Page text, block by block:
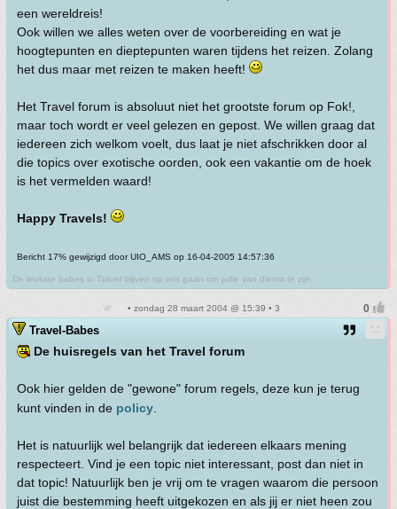
een wereldreis!
Ook willen we alles weten over de voorbereiding en wat je
hoogtepunten en dieptepunten waren tijdens het reizen. Zolang
het dus maar met reizen te maken heeft!
Het Travel forum is absoluut niet het grootste forum op Fok!,
maar toch wordt er veel gelezen en gepost. We willen graag dat
iedereen zich welkom voelt, dus laat je niet afschrikken door al
die topics over exotische oorden, ook een vakantie om de hoek
is het vermelden waard!
Happy Travels!
Bericht 17% gewijzigd door UIO_AMS op 16-04-2005 14:57:36
De leukste babes in Travel blijven op reis gaan om jullie van dienst te zijn
• zondag 28 maart 2004 @ 15:39 • 3
Travel-Babes
De huisregels van het Travel forum
Ook hier gelden de "gewone" forum regels, deze kun je terug
kunt vinden in de policy
Het is natuurlijk wel belangrijk dat iedereen elkaars mening
respecteert. Vind je een topic niet interessant, post dan niet in
dat topic! Natuurlijk ben je vrij om te vragen waarom die persoon
juist die bestemming heeft uitgekozen en als jij er niet heen zou